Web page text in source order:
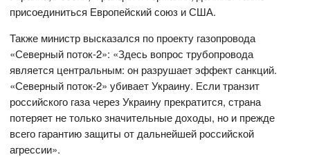
присоединиться Европейский союз и США.
Также министр высказался по проекту газопровода
«Северный поток-2»: «Здесь вопрос трубопровода
является центральным: он разрушает эффект санкций.
«Северный поток-2» убивает Украину. Если транзит
российского газа через Украину прекратится, страна
потеряет не только значительные доходы, но и прежде
всего гарантию защиты от дальнейшей российской
агрессии».